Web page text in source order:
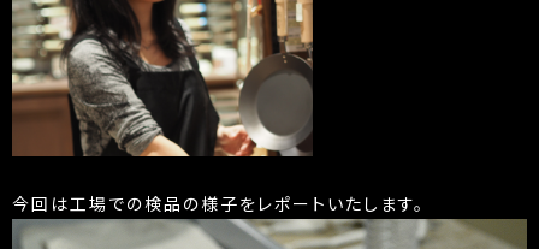
今回は工場での検品の様子をレポートいたします。